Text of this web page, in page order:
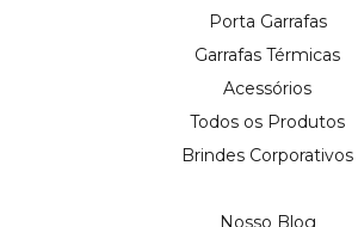
Porta Garrafas
Garrafas Térmicas
Acessórios
Todos os Produtos
Brindes Corporativos
Nosso Blog